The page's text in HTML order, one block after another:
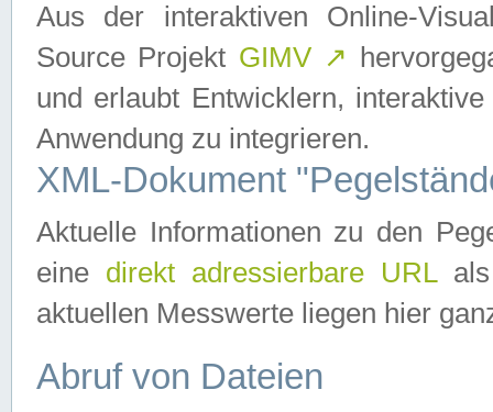
Aus der interaktiven Online-
Source Projekt GIMV ↗
und erlaubt Entwicklern,
Anwendung zu integrieren.
XML-Dokument
Aktuelle Informationen zu den
eine direkt adressierbare URLals
aktuellen Messwerte liegen hier
Abruf von Dateien